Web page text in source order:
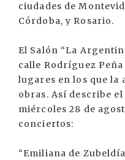
ciudades de
Córdoba, y Rosario.
El Salón “La
calle Rodríguez
lugares en los que la
obras. Así describe
miércoles 28 de
conciertos:
“Emiliana de